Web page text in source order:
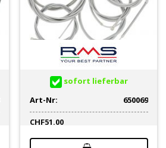
sofort lieferbar
Art-Nr:
650069
CHF51.00